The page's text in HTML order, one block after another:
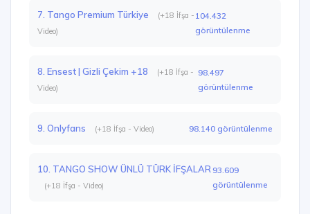
7. Tango Premium Türkiye
(+18 İfşa -
Video)
104.432
görüntülenme
8. Ensest | Gizli Çekim +18
(+18 İfşa -
Video)
98.497
görüntülenme
9. Onlyfans (+18 İfşa - Video) 98.140 görüntülenme
10. TANGO SHOW ÜNLÜ TÜRK İFŞALAR
(+18 İfşa - Video)
93.609
görüntülenme